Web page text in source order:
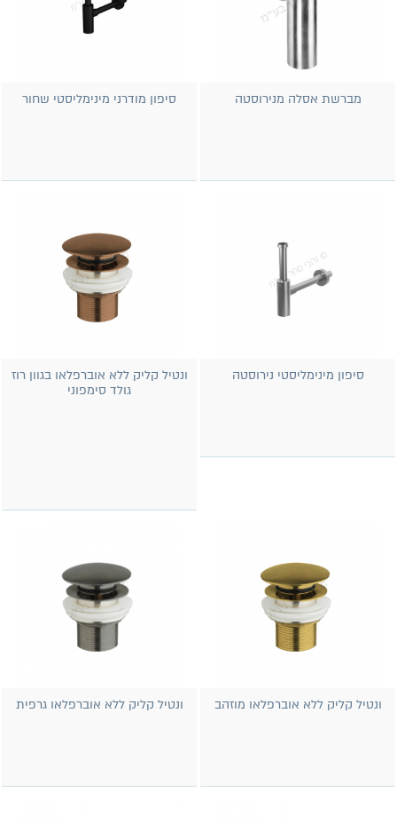
מברשת אסלה מנירוסטה סיפון מודרני מינימליסטי שחור
סיפון מינימליסטי נירוסטה
ונטיל קליק ללא אוברפלאו בגוון רוז
גולד סימפוני
ונטיל קליק ללא אוברפלאו מוזהב ונטיל קליק ללא אוברפלאו גרפית